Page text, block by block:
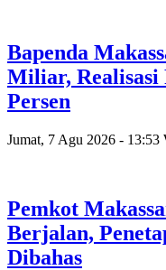
Bapenda
Miliar, Realisasi
Persen
Jumat, 7 Agu 2026 - 13:53
Pemkot
Berjalan,
Dibahas